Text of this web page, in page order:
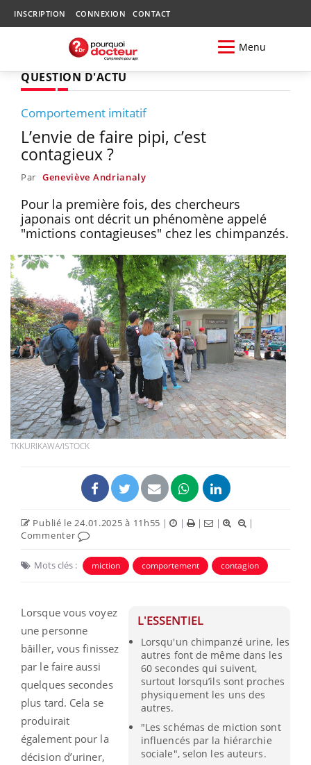
INSCRIPTION CONNEXION CONTACT
Menu
QUESTION D'ACTU
Comportement imitatif
L’envie de faire pipi, c’est
contagieux ?
Par Geneviève Andrianaly
Pour la première fois, des chercheurs
japonais ont décrit un phénomène appelé
"mictions contagieuses" chez les chimpanzés.
TKKURIKAWA/ISTOCK
Publié le 24.01.2025 à 11h55 | | | |
|
Commenter
Mots clés : miction comportement contagion
L'ESSENTIEL
Lorsqu'un chimpanzé urine, les
autres font de même dans les
60 secondes qui suivent,
surtout lorsqu’ils sont proches
physiquement les uns des
autres.
"Les schémas de miction sont
influencés par la hiérarchie
sociale", selon les auteurs.
Lorsque vous voyez
une personne
bâiller, vous finissez
par le faire aussi
quelques secondes
plus tard. Cela se
produirait
également pour la
décision d’uriner,